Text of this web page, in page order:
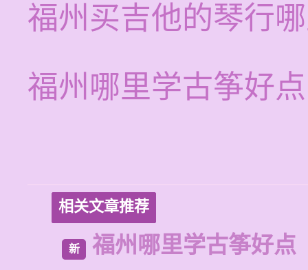
福州买吉他的琴行
福州哪里学古筝好点
相关文章推荐
新 福州哪里学古筝好点